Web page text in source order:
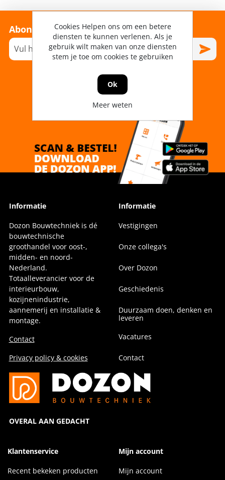
Abonneer je op onze nieuwsbrief!
Informatie
Dozon Bouwtechniek is dé
bouwtechnische
groothandel voor oost-,
midden- en noord-
Nederland.
Totaalleverancier voor de
interieurbouw,
kozijnenindustrie,
aannemerij en installatie &
montage.
Contact
Privacy policy & cookies
OVERAL AAN GEDACHT
Informatie
Vestigingen
Onze collega's
Over Dozon
Geschiedenis
Duurzaam doen, denken en
leveren
Vacatures
Contact
Klantenservice
Recent bekeken producten
Mijn account
Mijn account
Cookies Helpen ons om een betere
diensten te kunnen verlenen. Als je
gebruik wilt maken van onze diensten
stem je toe om cookies te gebruiken
Ok
Meer weten